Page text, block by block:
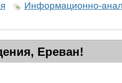
Информационно-
Ереван!